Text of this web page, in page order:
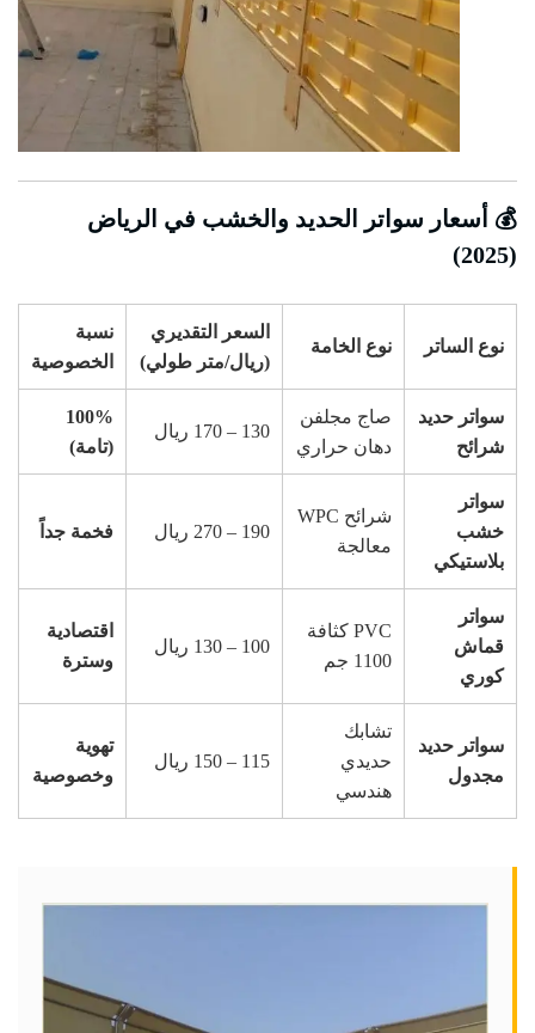
💰 أسعار سواتر الحديد والخشب في الرياض
(2025)
نوع الساتر نوع الخامة
السعر التقديري
(ريال/متر طولي)
نسبة
الخصوصية
سواتر حديد
شرائح
صاج مجلفن
دهان حراري
130 – 170 ريال
100%
(تامة)
سواتر
خشب
بلاستيكي
شرائح WPC
معالجة
190 – 270 ريال فخمة جداً
سواتر
قماش
كوري
PVC كثافة
1100 جم
100 – 130 ريال
اقتصادية
وسترة
سواتر حديد
مجدول
تشابك
حديدي
هندسي
115 – 150 ريال
تهوية
وخصوصية